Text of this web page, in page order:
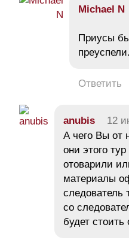
Michael N
Приусы
преуспели.
Ответить
anubis 12
А чего Вы от
они этого
отоварили
материалы
следователь
со
будет стоить